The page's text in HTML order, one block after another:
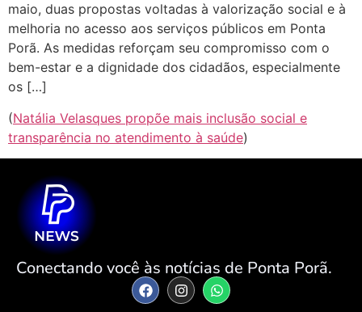
maio, duas propostas voltadas à valorização social e à
melhoria no acesso aos serviços públicos em Ponta
Porã. As medidas reforçam seu compromisso com o
bem-estar e a dignidade dos cidadãos, especialmente
os […]
(Natália Velasques propõe mais inclusão social e
transparência no atendimento à saúde)
Conectando você às notícias de Ponta Porã.